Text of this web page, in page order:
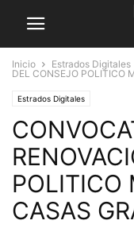
Inicio Estrados Digitales
DEL CONSEJO POLITICO
Estrados Digitales
POLITICO
CASAS